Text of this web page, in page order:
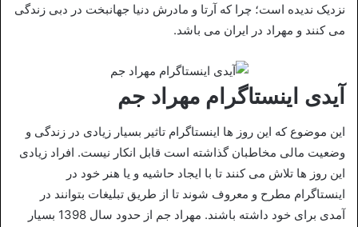
نزدیک ندیده است؛ چرا که آرتا و مادرش دنیا جهانبخت در دبی زندگی
می کنند و مهراد در ایران می باشد.
آیدی اینستاگرام مهراد جم
این موضوع که این روز ها اینستاگرام تاثیر بسیار زیادی در زندگی و
وضعیت مالی مخاطبان گذاشته است قابل انکار نیست. افراد زیادی
این روز ها تلاش می کنند تا با ایجاد حاشیه و یا هنر خود در
اینستاگرام مطرح و معروف شوند تا از طریق تبلیغات بتوانند در
آمدی برای خود داشته باشند. مهراد جم از حدود سال 1398 بسیار